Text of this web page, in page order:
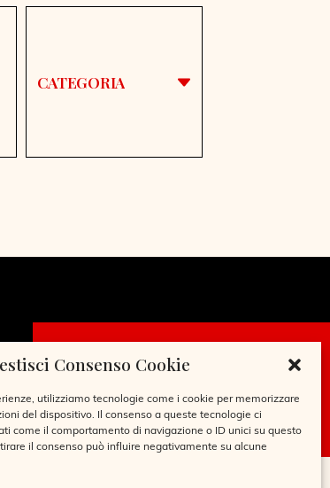
Consenso Cookie
utilizziamo tecnologie come i cookie per memorizzare
del dispositivo. Il consenso a queste tecnologie ci
come il comportamento di navigazione o ID unici su questo
il consenso può influire negativamente su alcune
CATEGORIA
CHIEDI LA
TESSERA